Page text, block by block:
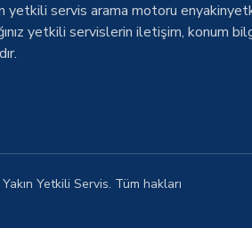
yetkili servis arama motoru
yetkili servislerin iletişim, konum
Yetkili Servis. Tüm hakları